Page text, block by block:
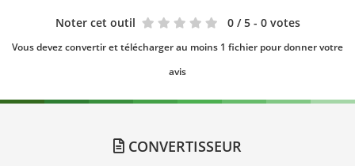
Noter cet outil 0 / 5 - 0 votes
Vous devez convertir et télécharger au moins 1 fichier pour donner votre
avis
CONVERTISSEUR